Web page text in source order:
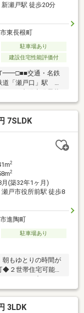
瀬戸駅 徒歩20分
東長根町
駐車場あり
建設住宅性能評価付
交通・名鉄
道「瀬戸口」駅 徒
帖。LD部分に床暖
・キッチン側の2方
収納など、収納充
。 ※シャッター付き
はお問い合わせくだ
6分(約450m)
7SLDK
2
2
月(築32年1ヶ月)
戸市役所前駅 徒歩8
進陶町
駐車場あり
もゆとりの時間が
◆２世帯住宅可能◆
しめます。◆ＯＭソ
約出来ます。約４年
は丁寧に使用され
3LDK